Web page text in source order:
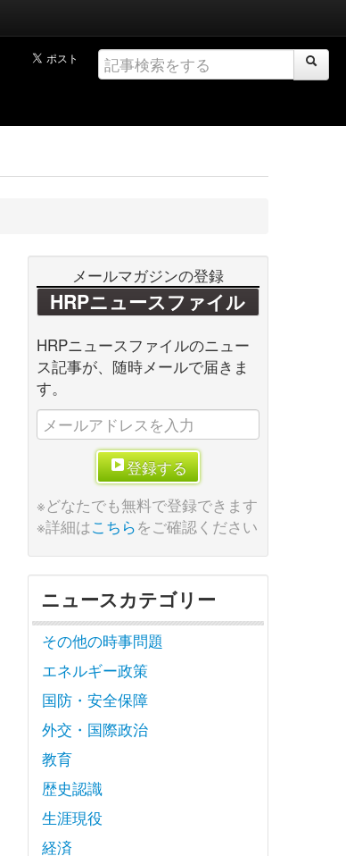
メールマガジンの登録
HRPニュースファイル
HRPニュースファイルのニュー
ス記事が、随時メールで届きま
す。
登録する
※どなたでも無料で登録できます
※詳細はこちらをご確認ください
ニュースカテゴリー
その他の時事問題
エネルギー政策
国防・安全保障
外交・国際政治
教育
歴史認識
生涯現役
経済